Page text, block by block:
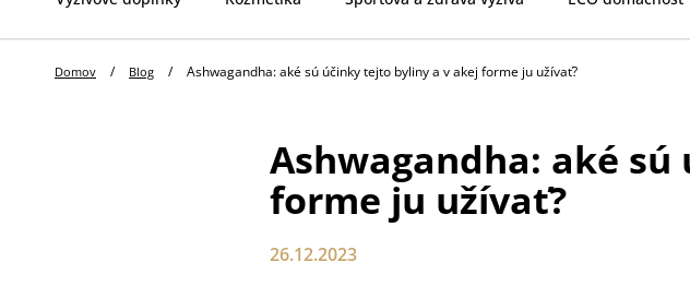
Domov / Blog / Ashwagandha: aké sú účinky tejto byliny a v akej forme ju užívať?
Ashwagandha: aké
forme ju užívať?
26.12.2023